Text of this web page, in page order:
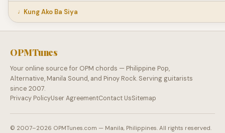
Kung Ako Ba Siya
OPMTunes
Your online source for OPM chords — Philippine Pop,
Alternative, Manila Sound, and Pinoy Rock. Serving guitarists
since 2007.
Privacy PolicyUser AgreementContact UsSitemap
© 2007–2026 OPMTunes.com — Manila, Philippines. All rights reserved.